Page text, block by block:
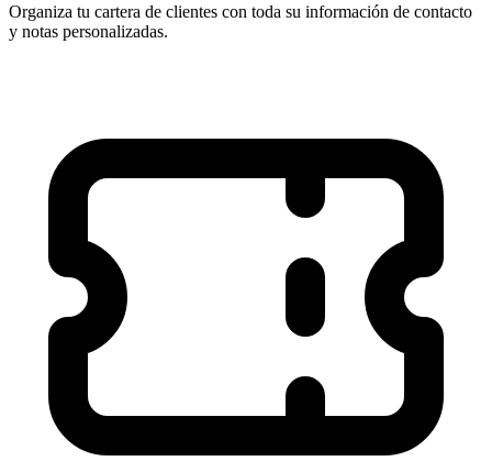
Organiza tu cartera de clientes con toda su información de contacto
y notas personalizadas.